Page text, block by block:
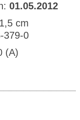
01.05.2012
cm
379-0
(A)